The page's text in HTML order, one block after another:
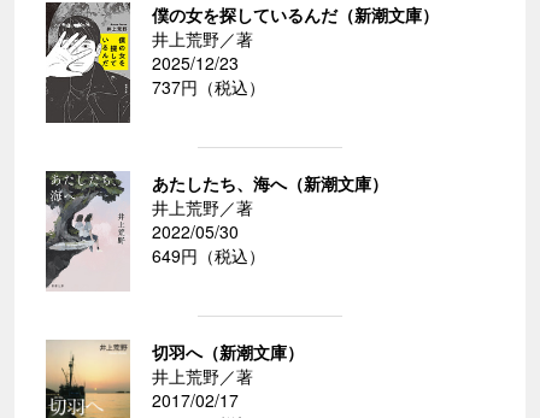
僕の女を探しているんだ（新潮文庫）
井上荒野／著
2025/12/23
737円（税込）
あたしたち、海へ（新潮文庫）
井上荒野／著
2022/05/30
649円（税込）
切羽へ（新潮文庫）
井上荒野／著
2017/02/17